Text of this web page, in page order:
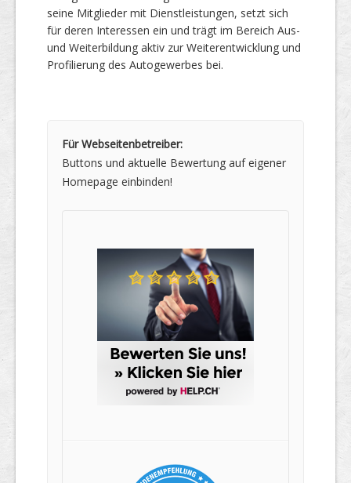
seine Mitglieder mit Dienstleistungen, setzt sich
für deren Interessen ein und trägt im Bereich Aus-
und Weiterbildung aktiv zur Weiterentwicklung und
Profilierung des Autogewerbes bei.
Für Webseitenbetreiber:
Buttons und aktuelle Bewertung auf eigener
Homepage einbinden!